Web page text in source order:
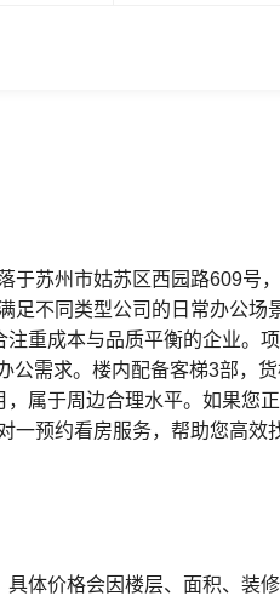
苏州市姑苏区西园路609号
不同类型公司的日常办公
重成本与品质平衡的企业。
需求。楼内配备客梯3部，
属于周边合理水平。如果您
预约看房服务，帮助您高效
体价格会因楼层、面积、装